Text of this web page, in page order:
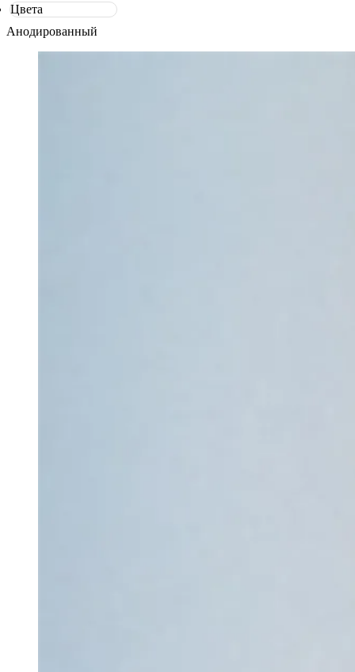
Цвета
Анодированный